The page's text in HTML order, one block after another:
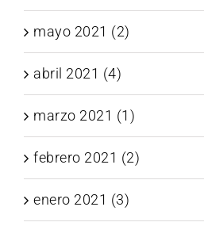
mayo 2021 (2)
abril 2021 (4)
marzo 2021 (1)
febrero 2021 (2)
enero 2021 (3)